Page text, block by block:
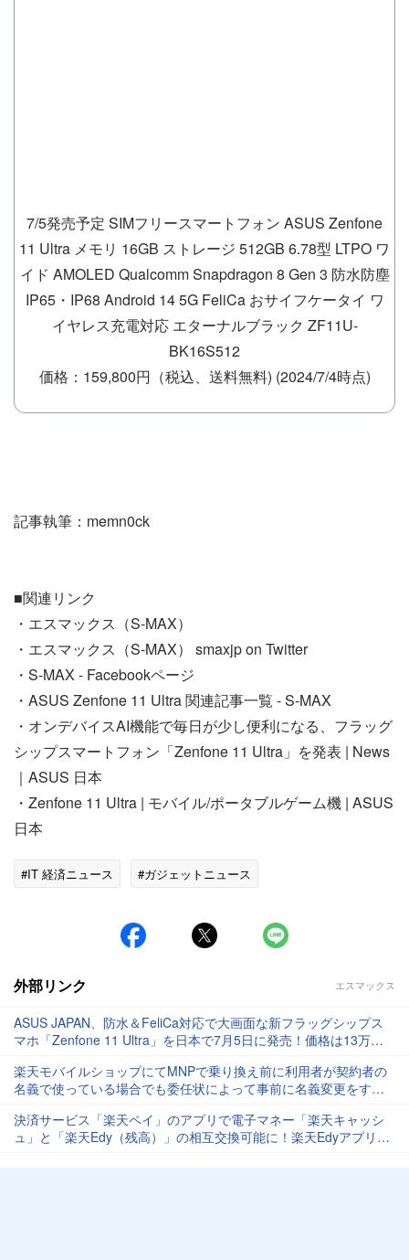
7/5発売予定 SIMフリースマートフォン ASUS Zenfone
11 Ultra メモリ 16GB ストレージ 512GB 6.78型 LTPO ワ
イド AMOLED Qualcomm Snapdragon 8 Gen 3 防水防塵
IP65・IP68 Android 14 5G FeliCa おサイフケータイ ワ
イヤレス充電対応 エターナルブラック ZF11U-
BK16S512
価格：159,800円（税込、送料無料) (2024/7/4時点)
記事執筆：memn0ck
■関連リンク
・エスマックス（S-MAX）
・エスマックス（S-MAX） smaxjp on Twitter
・S-MAX - Facebookページ
・ASUS Zenfone 11 Ultra 関連記事一覧 - S-MAX
・オンデバイスAI機能で毎日が少し便利になる、フラッグ
シップスマートフォン「Zenfone 11 Ultra」を発表 | News
｜ASUS 日本
・Zenfone 11 Ultra | モバイル/ポータブルゲーム機 | ASUS
日本
#IT 経済ニュース #ガジェットニュース
外部リンク エスマックス
ASUS JAPAN、防水＆FeliCa対応で大画面な新フラッグシップス
マホ「Zenfone 11 Ultra」を日本で7月5日に発売！価格は13万
楽天モバイルショップにてMNPで乗り換え前に利⽤者が契約者の
名義で使っている場合でも委任状によって事前に名義変更をする
決済サービス「楽天ペイ」のアプリで電子マネー「楽天キャッシ
ュ」と「楽天Edy（残高）」の相互交換可能に！楽天Edyアプリを